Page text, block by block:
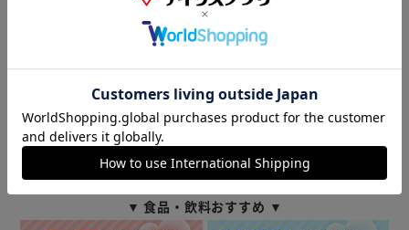
レビューをもっと見る
商品情報
▼ 食品・飲料おすすめ ▼